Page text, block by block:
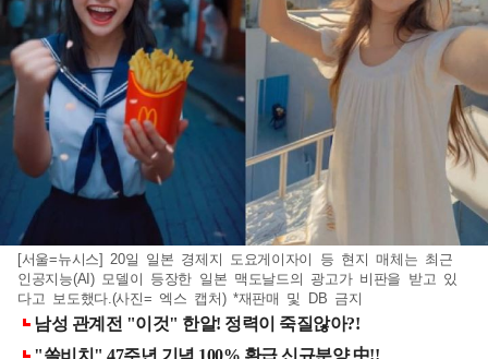
[서울=뉴시스] 20일 일본 경제지 도요게이자이 등 현지 매체는 최근
인공지능(AI) 모델이 등장한 일본 맥도날드의 광고가 비판을 받고 있
다고 보도했다.(사진= 엑스 캡처) *재판매 및 DB 금지